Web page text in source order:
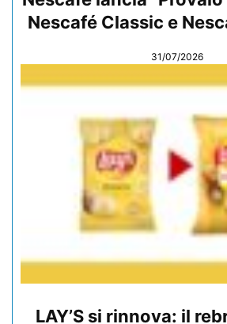
Nescafé Classic e
31/07/2026
LAY’S si rinnova: il